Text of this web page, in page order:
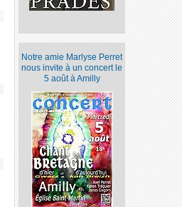
Notre amie Marlyse Perret
nous invite à un concert le
5 août à Amilly